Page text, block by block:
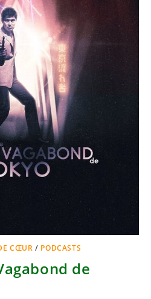
CŒUR / PODCASTS
de